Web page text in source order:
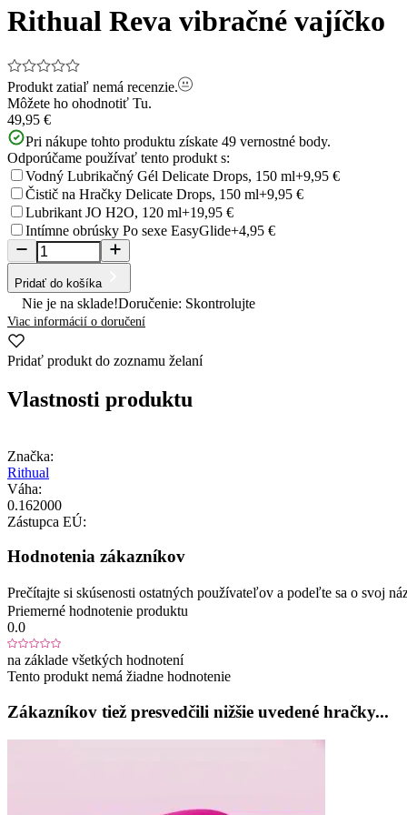
Rithual Reva vibračné vajíčko
Produkt zatiaľ nemá recenzie.
Môžete ho ohodnotiť Tu.
49,95 €
Pri nákupe tohto produktu získate 49 vernostné body.
Odporúčame používať tento produkt s:
Vodný Lubrikačný Gél Delicate Drops, 150 ml+9,95 €
Čistič na Hračky Delicate Drops, 150 ml+9,95 €
Lubrikant JO H2O, 120 ml+19,95 €
Intímne obrúsky Po sexe EasyGlide+4,95 €
Pridať do košíka
Nie je na sklade!Doručenie: Skontrolujte
Viac informácií o doručení
Pridať produkt do zoznamu želaní
Vlastnosti produktu
Značka:
Rithual
Váha:
0.162000
Zástupca EÚ:
Hodnotenia zákazníkov
Prečítajte si skúsenosti ostatných používateľov a podeľte sa o svoj
Priemerné hodnotenie produktu
0.0
na základe všetkých hodnotení
Tento produkt nemá žiadne hodnotenie
Zákazníkov tiež presvedčili nižšie uvedené hračky...